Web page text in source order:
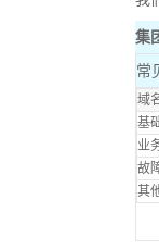
集
常
域
基
业
故
其